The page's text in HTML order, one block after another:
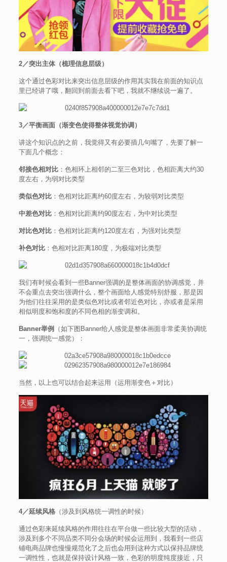
2／突出主体（梳理信息层级）
这个通过色彩对比来突出信息层级的作用其实我在前面的知识点
里已经讲了哦，翻回到前面去看下吧，我就不继续说一遍了。
3／平衡画面（渐变色使得整体视觉协调）
讲这个知识点的之前，我觉得又有必要插几句嘴了，先要了解一
下面几个概念：
邻接色相对比：色相环上相邻的二至三色对比，色相距离大约30
度左右，为弱对比类型
类似色对比：色相对比距离约60度左右，为较弱对比类型
中差色对比：色相对比距离约90度左右，为中对比类型
对比色对比：色相对比距离约120度左右，为强对比类型
补色对比：色相对比距离180度，为极端对比类型
我们有时候会看到一些Banner强调的是整体画面的协调感觉，并
不会重点去突出强调什么，整个画面给人感觉特别舒服，那是因
为他们往往采用的是类似色对比或者邻近色对比，亦或者是采用
相似明度和饱和度的不同色相的渐变调和。
Banner举例
（如下图Banner给人感觉是整体画面非常柔美协调统
一，强调统一感觉）：
当然，以上也可以结合起来运用（运用渐变色＋对比）
4／延续风格（涉及到风格统一调性的时候）
通过色彩来延续风格的作用往往在平台做一些比较大型的活动，
涉及到多个不同品类不同分会场的时候会运用到，我看到一些店
铺电商品牌也慢慢规范化了之后也会用到这种方式以保持品牌统
一调性性，也就是保持设计风格一致，色彩的明度纯度接近，只